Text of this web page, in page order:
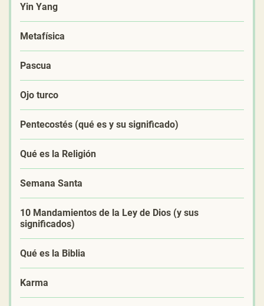
Yin Yang
Metafísica
Pascua
Ojo turco
Pentecostés (qué es y su significado)
Qué es la Religión
Semana Santa
10 Mandamientos de la Ley de Dios (y sus
significados)
Qué es la Biblia
Karma